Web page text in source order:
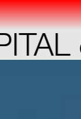
of